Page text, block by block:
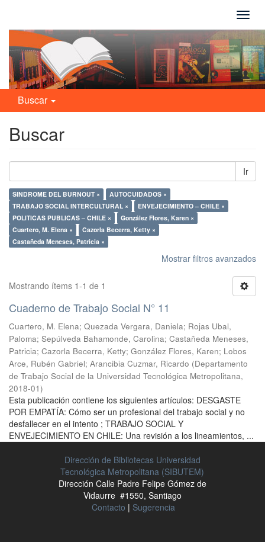
Buscar
Buscar
Ir
SINDROME DEL BURNOUT ×
AUTOCUIDADOS ×
TRABAJO SOCIAL INTERCULTURAL ×
ENVEJECIMIENTO – CHILE ×
POLITICAS PUBLICAS – CHILE ×
González Flores, Karen ×
Cuartero, M. Elena ×
Cazorla Becerra, Ketty ×
Castañeda Meneses, Patricia ×
Mostrar filtros avanzados
Mostrando ítems 1-1 de 1
Cuaderno de Trabajo Social N° 11
Cuartero, M. Elena; Quezada Vergara, Daniela; Rojas Ubal,
Paloma; Sepúlveda Bahamonde, Carolina; Castañeda Meneses,
Patricia; Cazorla Becerra, Ketty; González Flores, Karen; Lobos
Arce, Rubén Gabriel; Arancibia Cuzmar, Ricardo (Departamento
de Trabajo Social de la Universidad Tecnológica Metropolitana,
2018-01)
Esta publicación contiene los siguientes artículos: DESGASTE
POR EMPATÍA: Cómo ser un profesional del trabajo social y no
desfallecer en el intento ; TRABAJO SOCIAL Y
ENVEJECIMIENTO EN CHILE: Una revisión a los lineamientos, ...
Dirección de Bibliotecas Universidad
Tecnológica Metropolitana (SIBUTEM)
Dirección Calle Padre Felipe Gómez de
Vidaurre #1550, Santiago
Contacto | Sugerencia